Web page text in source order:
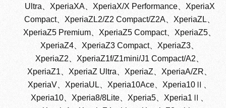
Ultra、XperiaXA、XperiaX/X Performance、XperiaX
Compact、XperiaZL2/Z2 Compact/Z2A、XperiaZL、
XperiaZ5 Premium、XperiaZ5 Compact、XperiaZ5、
XperiaZ4、XperiaZ3 Compact、XperiaZ3、
XperiaZ2、XperiaZ1f/Z1mini/J1 Compact/A2、
XperiaZ1、XperiaZ Ultra、XperiaZ、XperiaA/ZR、
XperiaV、XperiaUL、Xperia10Ace、Xperia10Ⅱ、
Xperia10、Xperia8/8Lite、Xperia5、Xperia1Ⅱ、